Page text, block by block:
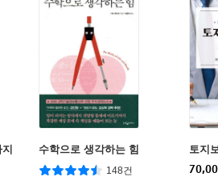
수학으로 생각하는 힘
148건
토지